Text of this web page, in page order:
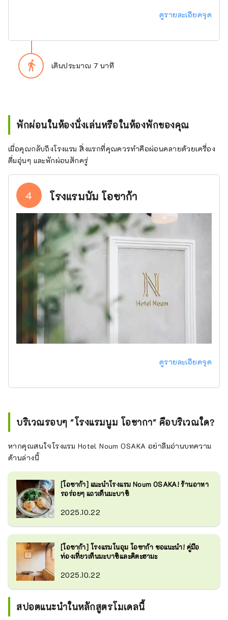
ดูรายละเอียดจุด
directions_walk เดินประมาณ 7 นาที
พักผ่อนในห้องนั่งเล่นหรือในห้องพักของคุณ
เมื่อคุณกลับถึงโรงแรม สิ่งแรกที่คุณควรทำคือผ่อนคลายด้วยเครื่อง
ดื่มอุ่นๆ และพักผ่อนสักครู่
4 โรงแรมนัม โอซาก้า
ดูรายละเอียดจุด
บริเวณรอบๆ "โรงแรมนูม โอซากา" คือบริเวณใด?
หากคุณสนใจโรงแรม Hotel Noum OSAKA อย่าลืมอ่านบทความ
ด้านล่างนี้
[โอซาก้า] แนะนำโรงแรม Noum OSAKA! ร้านอาหา
รอร่อยๆ แถวเท็นมะบาชิ
2025.10.22
[โอซาก้า] โรงแรมโนอุม โอซาก้า ขอแนะนำ! คู่มือ
ท่องเที่ยวเท็นมะบาชิและคิตะฮามะ
2025.10.22
สปอตแนะนำในหลักสูตรโมเดลนี้